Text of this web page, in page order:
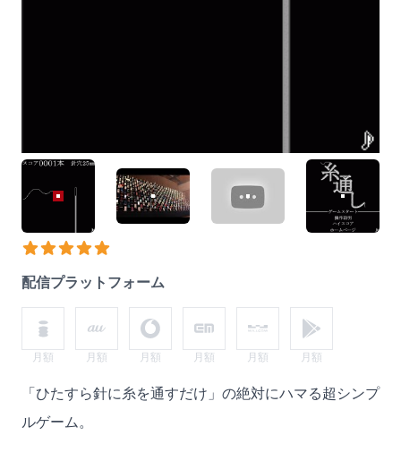
糸通し (0) 糸通し (1) 糸通し (2) 糸通し (3)
おススメ度
4out of 5 stars
配信プラットフォーム
月額 月額 月額 月額 月額 月額
Description
「ひたすら針に糸を通すだけ」の絶対にハマる超シンプ
ルゲーム。